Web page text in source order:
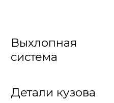
Выхлопная
система
Детали кузова